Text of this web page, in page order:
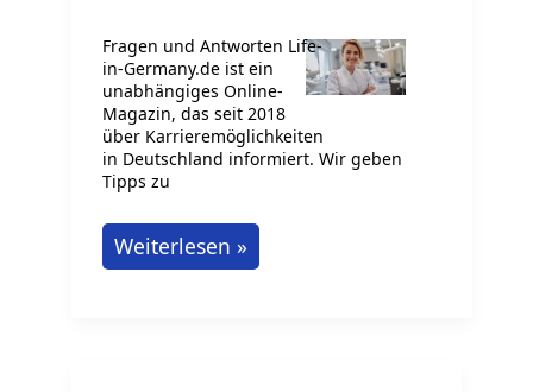
Möglichkeiten
Fragen und Antworten Life-
in-Germany.de ist ein
unabhängiges Online-
Magazin, das seit 2018
über Karrieremöglichkeiten
in Deutschland informiert. Wir geben
Tipps zu
Wie
wird
Weiterlesen »